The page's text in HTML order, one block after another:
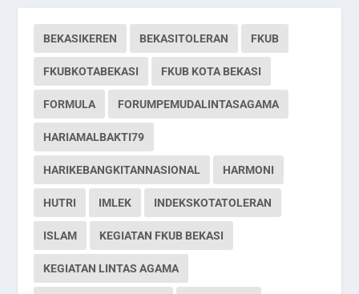
BEKASIKEREN BEKASITOLERAN FKUB
FKUBKOTABEKASI FKUB KOTA BEKASI
FORMULA FORUMPEMUDALINTASAGAMA
HARIAMALBAKTI79
HARIKEBANGKITANNASIONAL HARMONI
HUTRI IMLEK INDEKSKOTATOLERAN
ISLAM KEGIATAN FKUB BEKASI
KEGIATAN LINTAS AGAMA